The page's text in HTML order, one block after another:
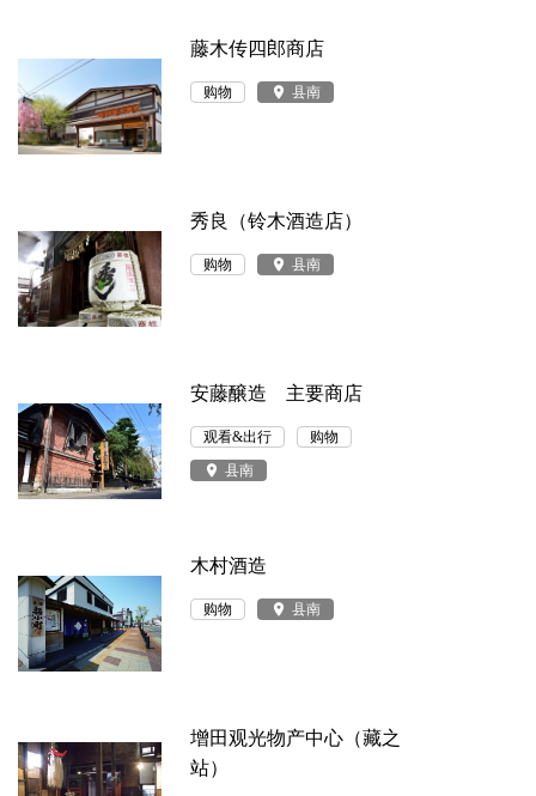
藤木传四郎商店
购物 place 县南
秀良（铃木酒造店）
购物 place 县南
安藤醸造 主要商店
观看&出行
购物
place 县南
木村酒造
购物 place 县南
增田观光物产中心（藏之
站）